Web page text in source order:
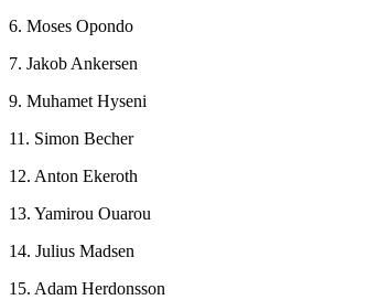
6. Moses Opondo
7. Jakob Ankersen
9. Muhamet Hyseni
11. Simon Becher
12. Anton Ekeroth
13. Yamirou Ouarou
14. Julius Madsen
15. Adam Herdonsson